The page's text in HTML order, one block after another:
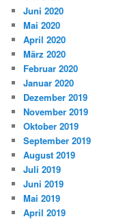
Juni 2020
Mai 2020
April 2020
März 2020
Februar 2020
Januar 2020
Dezember 2019
November 2019
Oktober 2019
September 2019
August 2019
Juli 2019
Juni 2019
Mai 2019
April 2019